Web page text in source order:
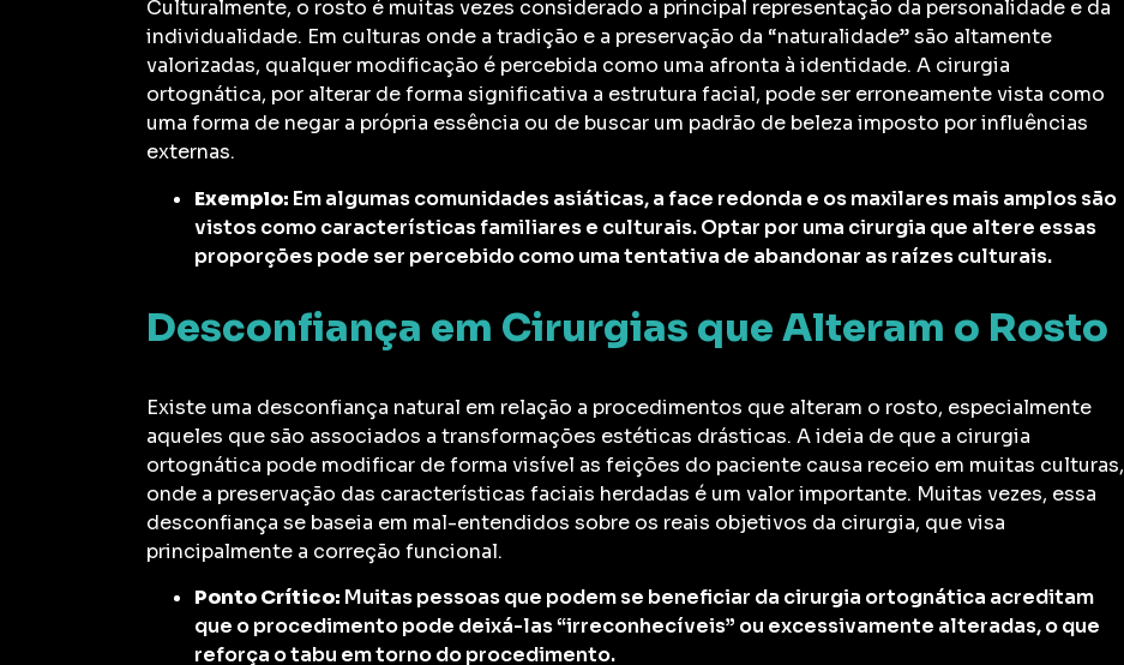
Culturalmente, o rosto é muitas vezes considerado a principal representação da personalidade e da
individualidade. Em culturas onde a tradição e a preservação da “naturalidade” são altamente
valorizadas, qualquer modificação é percebida como uma afronta à identidade. A cirurgia
ortognática, por alterar de forma significativa a estrutura facial, pode ser erroneamente vista como
uma forma de negar a própria essência ou de buscar um padrão de beleza imposto por influências
externas.
Exemplo: Em algumas comunidades asiáticas, a face redonda e os maxilares mais amplos são
vistos como características familiares e culturais. Optar por uma cirurgia que altere essas
proporções pode ser percebido como uma tentativa de abandonar as raízes culturais.
Desconfiança em Cirurgias que Alteram o Rosto
Existe uma desconfiança natural em relação a procedimentos que alteram o rosto, especialmente
aqueles que são associados a transformações estéticas drásticas. A ideia de que a cirurgia
ortognática pode modificar de forma visível as feições do paciente causa receio em muitas culturas,
onde a preservação das características faciais herdadas é um valor importante. Muitas vezes, essa
desconfiança se baseia em mal-entendidos sobre os reais objetivos da cirurgia, que visa
principalmente a correção funcional.
Ponto Crítico: Muitas pessoas que podem se beneficiar da cirurgia ortognática acreditam
que o procedimento pode deixá-las “irreconhecíveis” ou excessivamente alteradas, o que
reforça o tabu em torno do procedimento.